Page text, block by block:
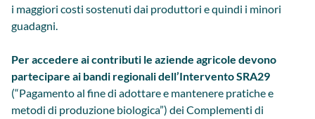
i maggiori costi sostenuti dai produttori e quindi i minori
guadagni.
Per accedere ai contributi le aziende agricole devono
partecipare ai bandi regionali dell’Intervento SRA29
(“Pagamento al fine di adottare e mantenere pratiche e
metodi di produzione biologica”) dei Complementi di